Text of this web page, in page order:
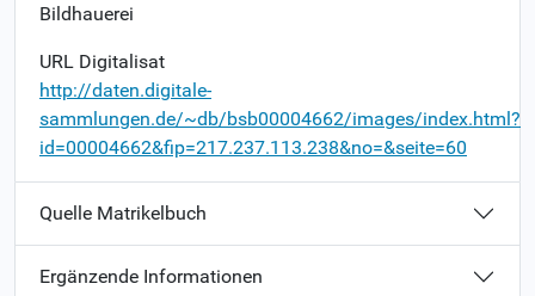
Bildhauerei
URL Digitalisat
http://daten.digitale-
sammlungen.de/~db/bsb00004662/images/index.html?
id=00004662&fip=217.237.113.238&no=&seite=60
Quelle Matrikelbuch
Ergänzende Informationen